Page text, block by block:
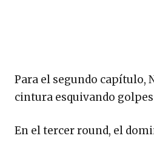
Para el segundo capítulo,
cintura esquivando
En el tercer round, el